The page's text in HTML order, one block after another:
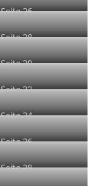
Seite 26
Seite 28
Seite 30
Seite 32
Seite 34
Seite 36
Seite 38